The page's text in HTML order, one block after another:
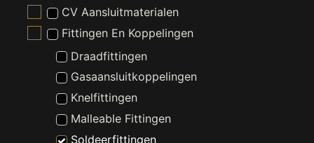
CV Aansluitmaterialen
Fittingen En Koppelingen
Draadfittingen
Gasaansluitkoppelingen
Knelfittingen
Malleable Fittingen
Soldeerfittingen